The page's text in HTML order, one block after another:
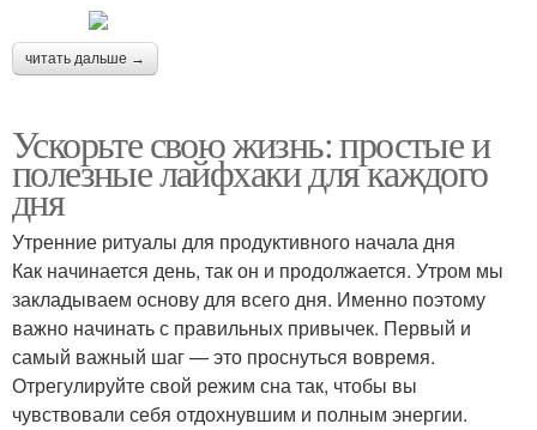
читать дальше →
Ускорьте свою жизнь: простые и
полезные лайфхаки для каждого
дня
Утренние ритуалы для продуктивного начала дня
Как начинается день, так он и продолжается. Утром мы
закладываем основу для всего дня. Именно поэтому
важно начинать с правильных привычек. Первый и
самый важный шаг — это проснуться вовремя.
Отрегулируйте свой режим сна так, чтобы вы
чувствовали себя отдохнувшим и полным энергии.